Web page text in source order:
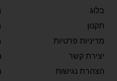
בלוג
תקנון
מדיניות פרטיות
יצירת קשר
הצהרת נגישות